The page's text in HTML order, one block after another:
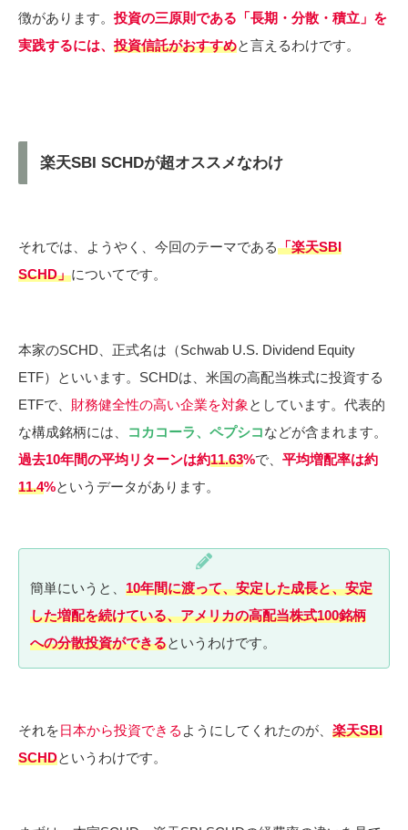
徴があります。 投資の三原則である「長期・分散・積立」を
実践するには、 投資信託がおすすめと言えるわけです。
楽天SBI SCHDが超オススメなわけ
それでは、ようやく、今回のテーマである「楽天SBI
SCHD」についてです。
本家のSCHD、正式名は（Schwab U.S. Dividend Equity
ETF）といいます。SCHDは、米国の高配当株式に投資する
ETFで、 財務健全性の高い企業を対象 としています。代表的
な構成銘柄には、
コカコーラ、ペプシコなどが含まれます。
過去10年間の平均リターンは約11.63%で、 平均増配率は約
11.4%というデータがあります。
簡単にいうと、 10年間に渡って、安定した成長と、安定
した増配を続けている、アメリカの高配当株式100銘柄
への分散投資ができるというわけです。
それを日本から投資できる ようにしてくれたのが、 楽天SBI
SCHDというわけです。